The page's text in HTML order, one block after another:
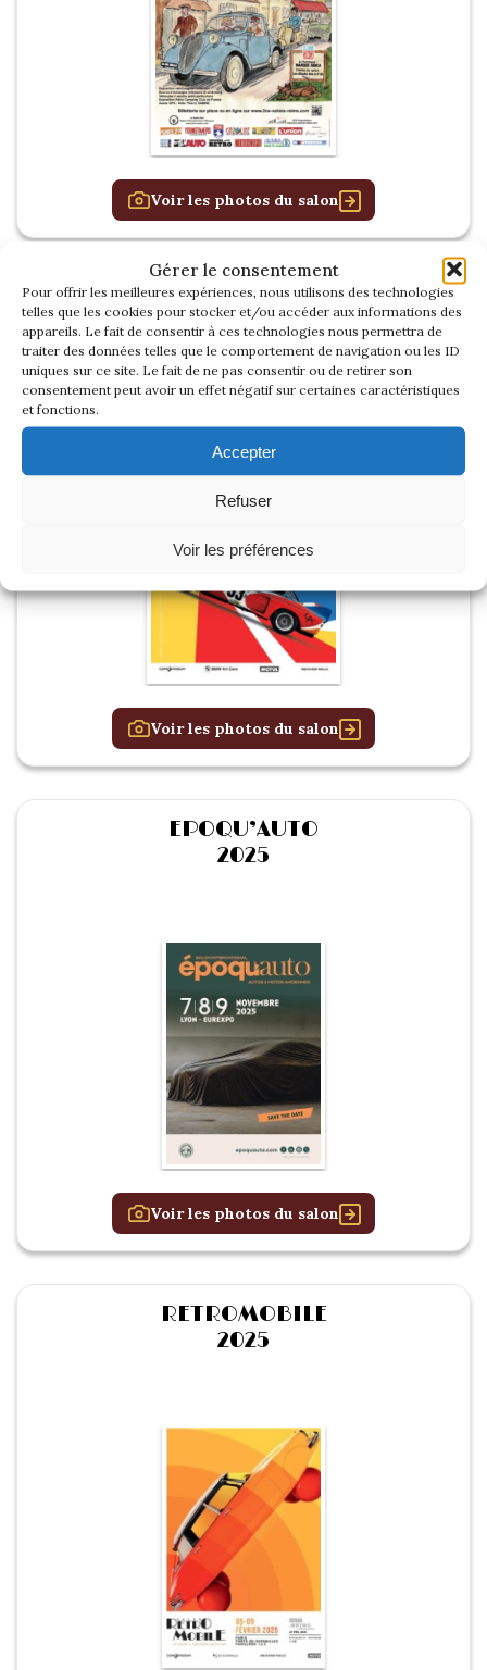
Gérer le consentement
Pour offrir les meilleures expériences, nous utilisons des technologies
telles que les cookies pour stocker et/ou accéder aux informations des
appareils. Le fait de consentir à ces technologies nous permettra de
traiter des données telles que le comportement de navigation ou les ID
uniques sur ce site. Le fait de ne pas consentir ou de retirer son
consentement peut avoir un effet négatif sur certaines caractéristiques
et fonctions.
Accepter
Refuser
Voir les préférences
Voir les photos du salon
RETROMOBILE
2026
Voir les photos du salon
EPOQU’AUTO
2025
Voir les photos du salon
RETROMOBILE
2025